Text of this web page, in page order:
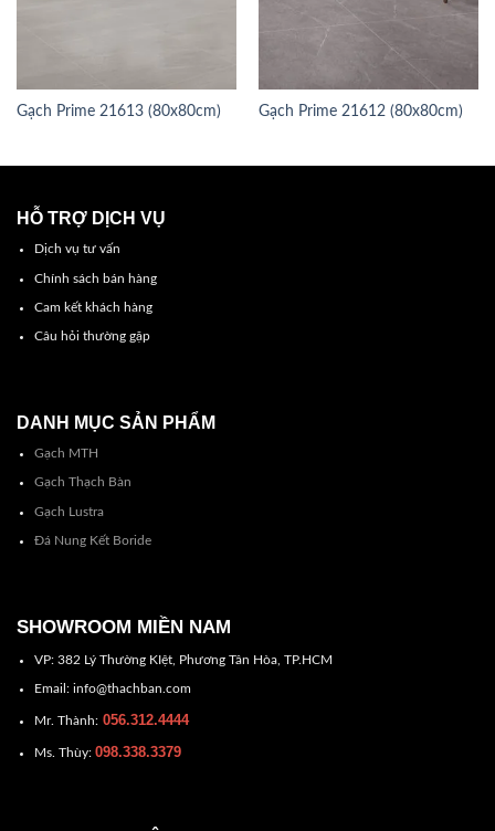
Gạch Prime 21613 (80x80cm) Gạch Prime 21612 (80x80cm)
HỖ TRỢ DỊCH VỤ
Dịch vụ tư vấn
Chính sách bán hàng
Cam kết khách hàng
Câu hỏi thường gặp
DANH MỤC SẢN PHẨM
Gạch MTH
Gạch Thạch Bàn
Gạch Lustra
Đá Nung Kết Boride
SHOWROOM MIỀN NAM
VP: 382 Lý Thường KIệt, Phương Tân Hòa, TP.HCM
Email: info@thachban.com
Mr. Thành:056.312.4444
Ms. Thùy: 098.338.3379